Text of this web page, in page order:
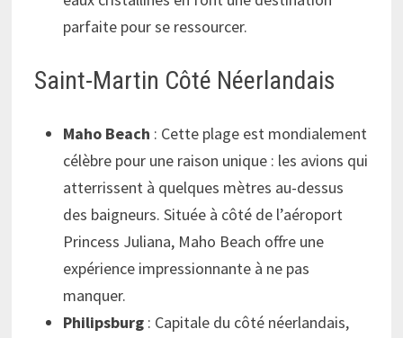
parfaite pour se ressourcer.
Saint-Martin Côté Néerlandais
Maho Beach : Cette plage est mondialement
célèbre pour une raison unique : les avions qui
atterrissent à quelques mètres au-dessus
des baigneurs. Située à côté de l’aéroport
Princess Juliana, Maho Beach offre une
expérience impressionnante à ne pas
manquer.
Philipsburg : Capitale du côté néerlandais,